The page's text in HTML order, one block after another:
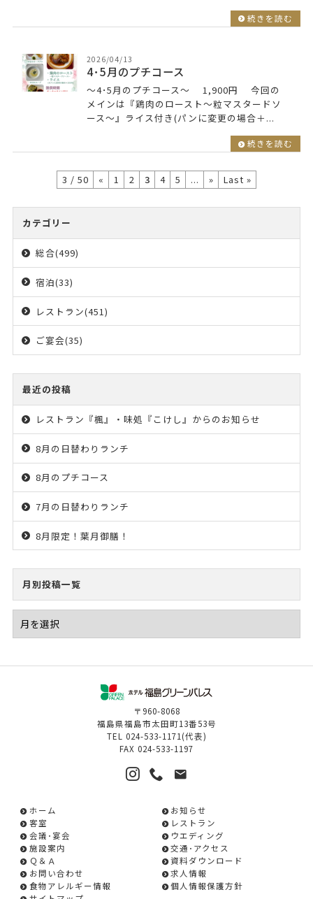
続きを読む
2026/04/13
4･5月のプチコース
～4･5月のプチコース～ 1,900円 今回の
メインは『鶏肉のロースト～粒マスタードソ
ース～』ライス付き(パンに変更の場合＋...
続きを読む
3 / 50 « 1 2 3 4 5 ... » Last »
カテゴリー
総合(499)
宿泊(33)
レストラン(451)
ご宴会(35)
最近の投稿
レストラン『楓』・味処『こけし』からのお知らせ
8月の日替わりランチ
8月のプチコース
7月の日替わりランチ
8月限定！葉月御膳！
月別投稿一覧
〒960-8068
福島県福島市太田町13番53号
TEL 024-533-1171 (代表)
FAX 024-533-1197
ホーム
お知らせ
客室
レストラン
会議･宴会
ウエディング
施設案内
交通･アクセス
Ｑ＆Ａ
資料ダウンロード
お問い合わせ
求人情報
食物アレルギー情報
個人情報保護方針